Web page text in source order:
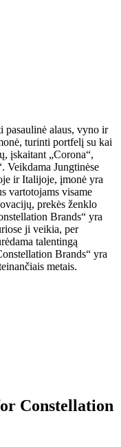
pasaulinė alaus, vyno ir
turinti portfelį su kai
įskaitant „Corona“,
Veikdama Jungtinėse
ir Italijoje, įmonė yra
vartotojams visame
prekės ženklo
Brands“ yra
ji veikia, per
talentingą
Brands“ yra
metais.
Constellation